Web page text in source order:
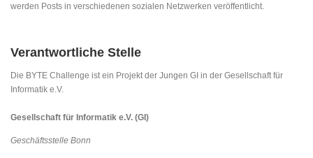
werden Posts in verschiedenen sozialen Netzwerken veröffentlicht.
Verantwortliche Stelle
Die BYTE Challenge ist ein Projekt der Jungen GI in der Gesellschaft für
Informatik e.V.
Gesellschaft für Informatik e.V. (GI)
Geschäftsstelle Bonn